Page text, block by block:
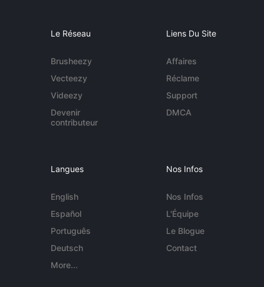
Le Réseau
Brusheezy
Vecteezy
Videezy
Devenir
contributeur
Liens Du Site
Affaires
Réclame
Support
DMCA
Langues
English
Español
Português
Deutsch
More...
Nos Infos
Nos Infos
L'Équipe
Le Blogue
Contact